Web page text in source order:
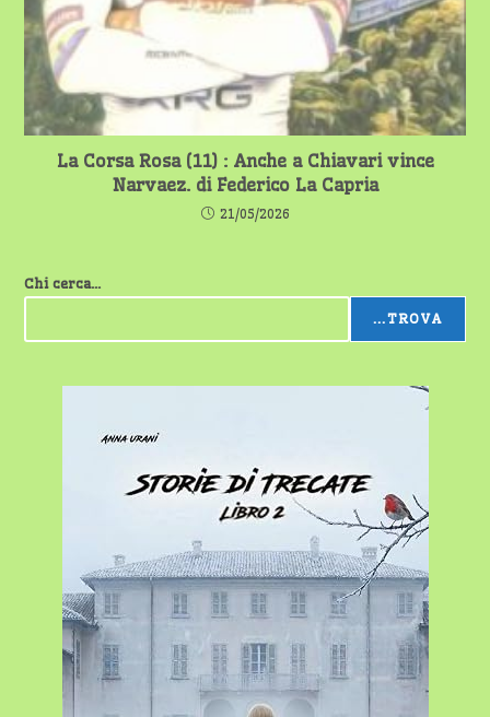
La Corsa Rosa (11) : Anche a Chiavari vince
Narvaez. di Federico La Capria
21/05/2026
Chi cerca...
...TROVA